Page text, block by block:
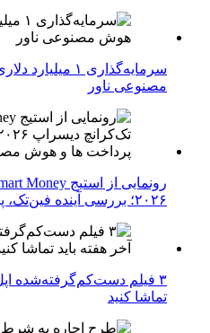
سرمایه‌گذاری ۱
مصنوعی ناور
۲۰۲۶؛ بررسی آینده فین‌تک، پرداخت‌ ها و هوش مصنوعی
۳ فیلم دست‌کم‌گرفته‌شده
تماشا کنید